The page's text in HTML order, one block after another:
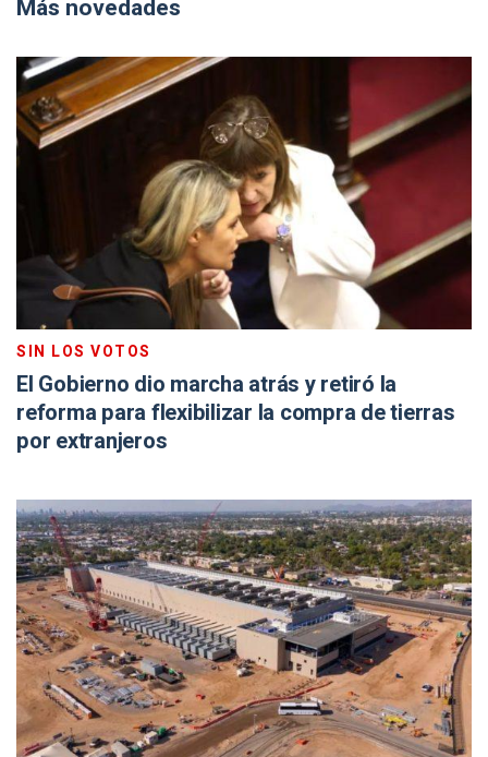
Más novedades
SIN LOS VOTOS
El Gobierno dio marcha atrás y retiró la
reforma para flexibilizar la compra de tierras
por extranjeros